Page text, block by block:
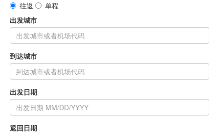
往返
单程
出发城市
到达城市
出发日期
返回日期